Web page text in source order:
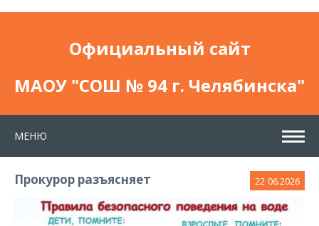
Официальный сайт
МАОУ "СОШ № 94 г. Челябинска"
МЕНЮ
22 06.2026
Прокурор разъясняет